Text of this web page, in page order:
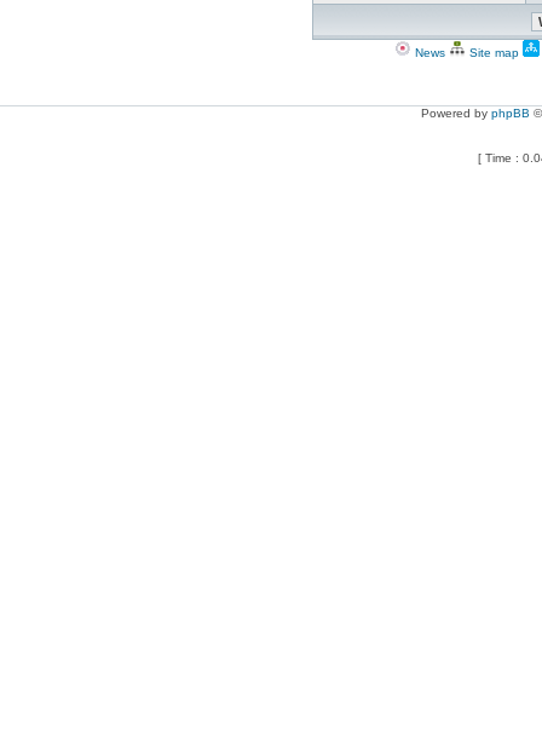
News Site map
Powered by phpBB
[ Time :